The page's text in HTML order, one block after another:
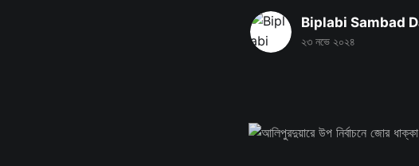
Biplabi Sambad
২৩ নভে ২০২৪